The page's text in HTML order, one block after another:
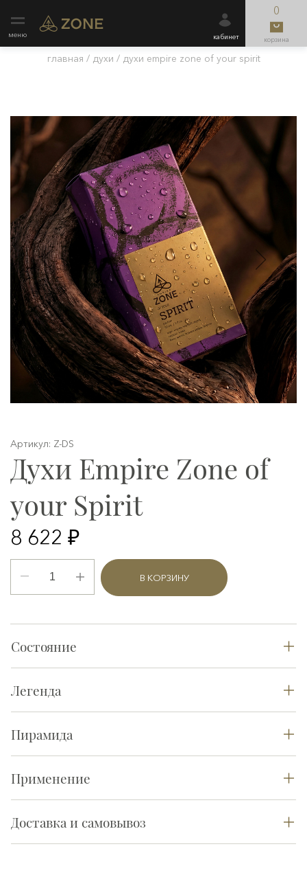
меню кабинет
0
корзина
главная / духи / духи empire zone of your spirit
Артикул: Z-DS
Духи Empire Zone of
your Spirit
8 622 ₽
В КОРЗИНУ
Состояние
Легенда
Пирамида
Применение
Доставка и самовывоз